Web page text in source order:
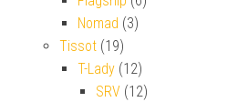
Nomad (3)
Tissot (19)
T-Lady (12)
SRV (12)